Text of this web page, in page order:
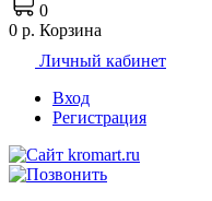
0
0 р. Корзина
Личный кабинет
Вход
Регистрация